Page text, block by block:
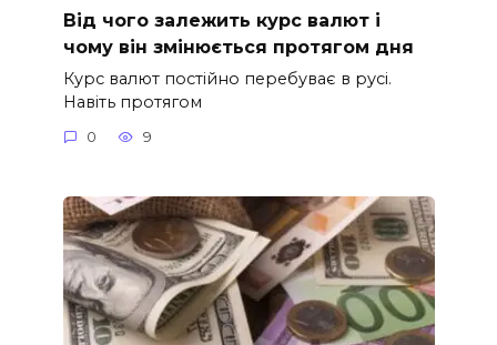
Від чого залежить курс валют і
чому він змінюється протягом дня
Курс валют постійно перебуває в русі.
Навіть протягом
0 9